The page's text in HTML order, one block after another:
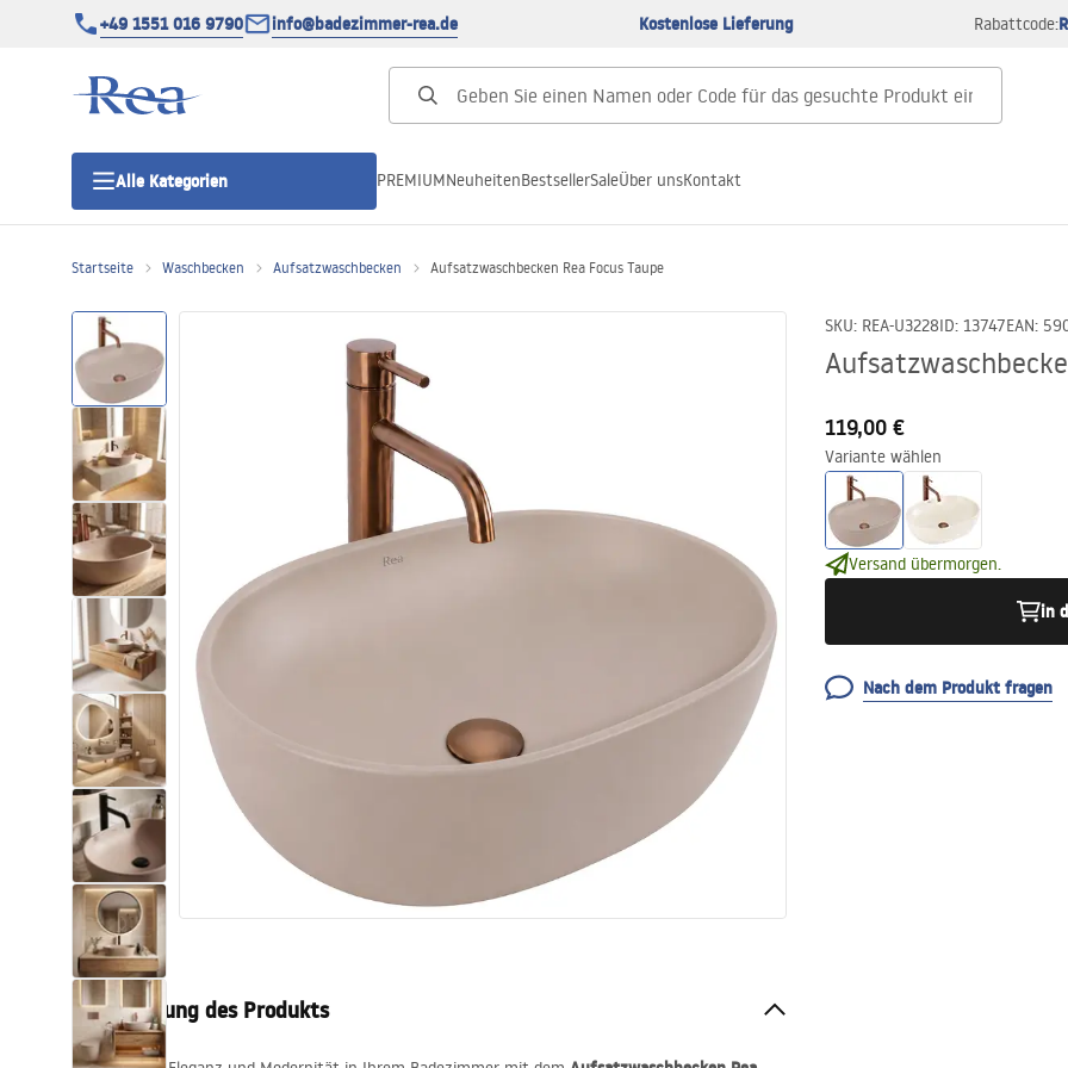
+49 1551 016 9790 info@badezimmer-rea.de Kostenlose Lieferung Rabattcode:
Alle Kategorien
Duschtüren
Duschwannen
Duschrinnen
Toiletten
Waschbecken
Wannen und
Badewannenaufsätze
Badarmaturen
Duschen
Kitchen
Badezimmerzubehör und Möbel
PREMIUMNeuheitenBestsellerSaleÜber unsKontakt
Startseite Waschbecken Aufsatzwaschbecken Aufsatzwaschbecken Rea Focus Taupe
SKU: REA-U3228ID: 13747EAN:
119,00 €
Variante wählen
Versand übermorgen.
in
Nach dem Produkt fragen
Beschreibung des Produkts